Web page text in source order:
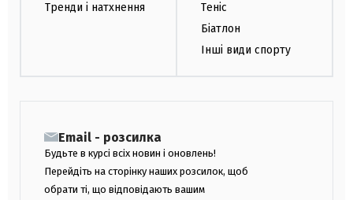
Тренди і натхнення
Теніс
Біатлон
Інші види спорту
Email - розсилка
Будьте в курсі всіх новин і оновлень!
Перейдіть на сторінку наших розсилок, щоб
обрати ті, що відповідають вашим